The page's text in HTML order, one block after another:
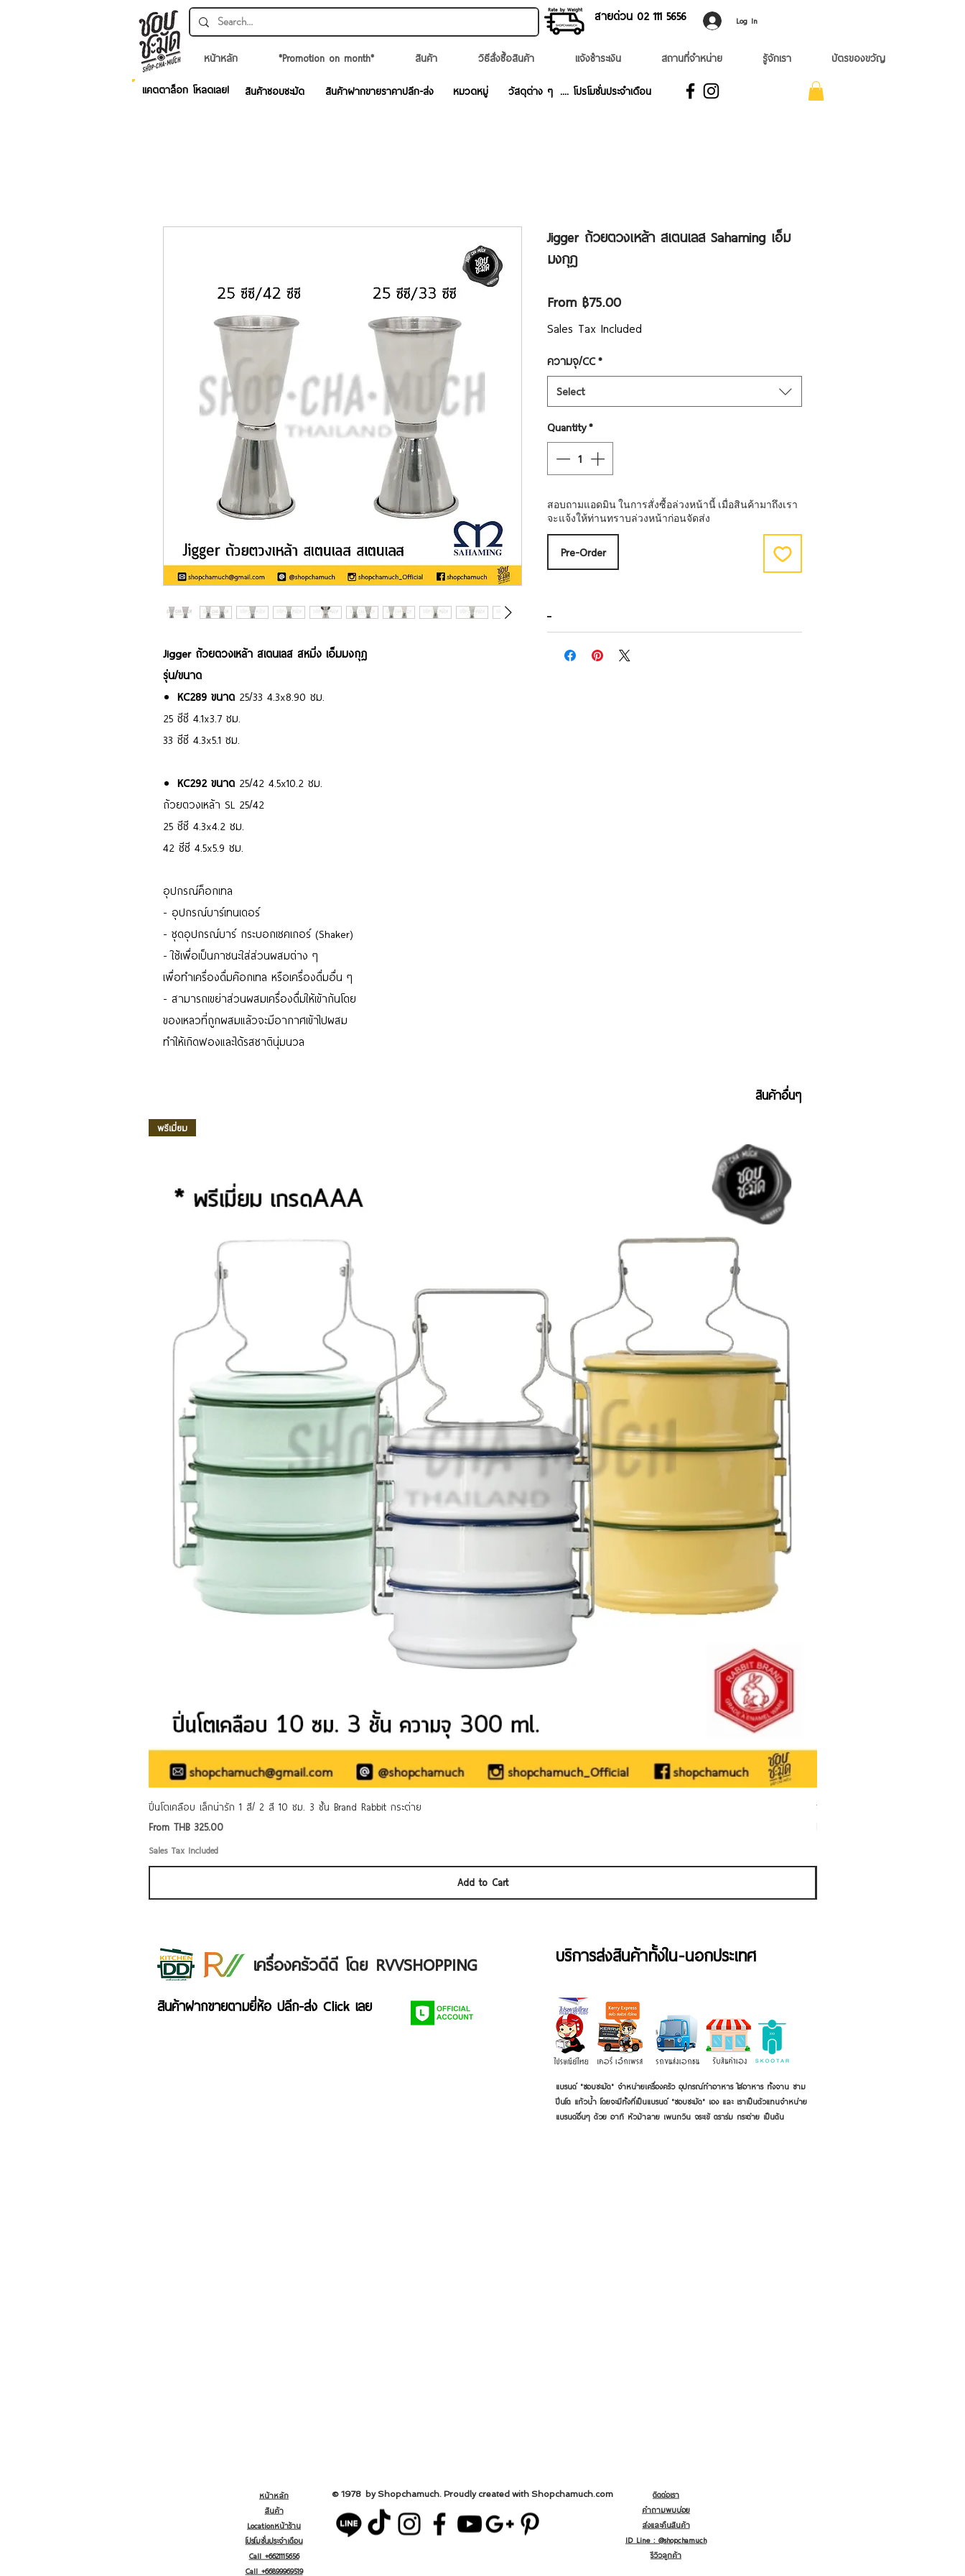
สายด่วน 02 ​111 5656 Log In
หน้าหลัก *Promotion on month* สินค้า วิธีสั่งซื้อสินค้า แจ้งชำระเงิน สถานที่จำหน่าย รู้จักเรา บัตรของขวัญ
สินค้าชอบชะมัด สินค้าฝากขายราคาปลีก-ส่ง หมวดหมู่ วัสดุต่าง ๆ .... โปรโมชั่นประจำเดือน
แคตตาล็อก โหลดเลย!
Jigger ถ้วยตวงเหล้า สเตนเลส สหมิ่ง เอ็มมงกุฎ
รุ่น/ขนาด
KC289 ขนาด 25/33 4.3x8.90 ซม.
25 ซีซี 4.1x3.7 ซม.
33 ซีซี 4.3x5.1 ซม.
KC292 ขนาด 25/42 4.5x10.2 ซม.
ถ้วยตวงเหล้า SL 25/42
25 ซีซี 4.3x4.2 ซม.
42 ซีซี 4.5x5.9 ซม.
อุปกรณ์ค็อกเทล
- อุปกรณ์บาร์เทนเดอร์
- ชุดอุปกรณ์บาร์ กระบอกเชคเกอร์ (Shaker)
- ใช้เพื่อเป็นภาชนะใส่ส่วนผสมต่าง ๆ
เพื่อทำเครื่องดื่มค๊อกเทล หรือเครื่องดื่มอื่น ๆ
- สามารถเขย่าส่วนผสมเครื่องดื่มให้เข้ากันโดย
ของเหลวที่ถูกผสมแล้วจะมีอากาศเข้าไปผสม
ทำให้เกิดฟองและได้รสชาตินุ่มนวล
Jigger ถ้วยตวงเหล้า สเตนเลส Sahaming เอ็ม
มงกุฎ
From ฿75.00Sale
Price
Sales Tax Included
ความจุ/CC*
Select
Quantity*
สอบถามแอดมิน ในการสั่งซื้อล่วงหน้านี้ เมื่อสินค้ามาถึงเรา
จะแจ้งให้ท่านทราบล่วงหน้าก่อนจัดส่ง
Pre-Order
สินค้าอื่นๆ
พรีเมี่ยม
ปิ่นโตเคลือบ เล็กน่ารัก 1 สี/ 2 สี 10 ซม. 3 ชั้น Brand Rabbit กระต่าย
From THB 325.00
Sale Price
Sales Tax Included
Add to Cart
ชามเคลือบ Enamel Food grade ล
เครื่องครัวดีดี โดย RVVSHOPPING
สินค้าฝากขายตามยี่ห้อ ปลีก-ส่ง Click เลย
บริการส่งสินค้าทั้งใน-นอกประเทศ
แบรนด์ "ชอบชะมัด" จำหน่ายเครื่องครัว อุปกรณ์ทำอาหาร ใส่อาหาร ทั้งจาน ชาม
ปิ่นโต แก้วน้ำ โดยจะมีทั้งที่เป็นแบรนด์ "ชอบชะมัด" เอง และ เราเป็นตัวแทนจำหน่าย
แบรนด์อื่นๆ ด้วย อาทิ หัวม้าลาย เพนกวิน จระเข้ ตราร่ม กระต่าย เป็นต้น
หน้าหลัก
สินค้า
Locationหน้าร้าน
โปรโมชั่นประจำเดือน
Call +6621115656
Call +66899969519
ติดต่อเรา
คำถามพบบ่อย
ส่งและคืนสินค้า
ID Line : @shopchamuch
รีวิวลูกค้า
© 1978 by Shopchamuch. Proudly created with Shopchamuch.com